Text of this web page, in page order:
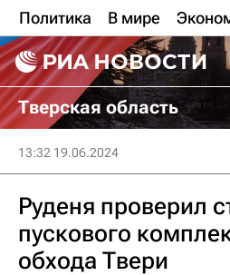
Политика В мире
Тверская область
13:32 19.06.2024
Руденя проверил
пускового
обхода Твери